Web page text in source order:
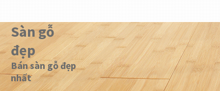
Sàn gỗ
đẹp
Bán sàn gỗ đẹp
nhất